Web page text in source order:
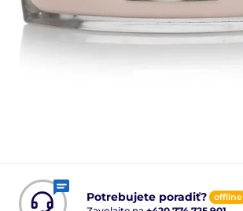
Potrebujete poradiť? offline